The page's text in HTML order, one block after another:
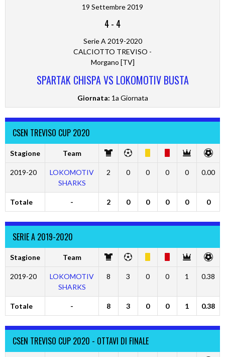
19 Settembre 2019
4- 4
Serie A 2019-2020
CALCIOTTO TREVISO -
Morgano [TV]
SPARTAK CHISPA VS LOKOMOTIV BUSTA
Giornata: 1a Giornata
CSEN TREVISO CUP 2020
Stagione Team
2019-20
LOKOMOTIV
SHARKS
2 0 0 0 0 0.00
Totale - 2 0 0 0 0 0
SERIE A 2019-2020
Stagione Team
2019-20
LOKOMOTIV
SHARKS
8 3 0 0 1 0.38
Totale - 8 3 0 0 1 0.38
CSEN TREVISO CUP 2020 - OTTAVI DI FINALE